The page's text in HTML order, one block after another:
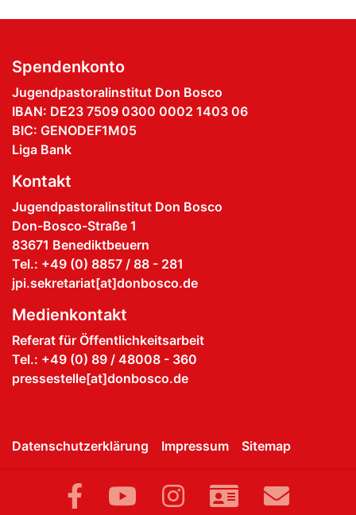
Spendenkonto
Jugendpastoralinstitut Don Bosco
IBAN: DE23 7509 0300 0002 1403 06
BIC: GENODEF1M05
Liga Bank
Kontakt
Jugendpastoralinstitut Don Bosco
Don-Bosco-Straße 1
83671 Benediktbeuern
Tel.: +49 (0) 8857 / 88 - 281
jpi.sekretariat[at]donbosco.de
Medienkontakt
Referat für Öffentlichkeitsarbeit
Tel.: +49 (0) 89 / 48008 - 360
pressestelle[at]donbosco.de
Datenschutzerklärung Impressum Sitemap